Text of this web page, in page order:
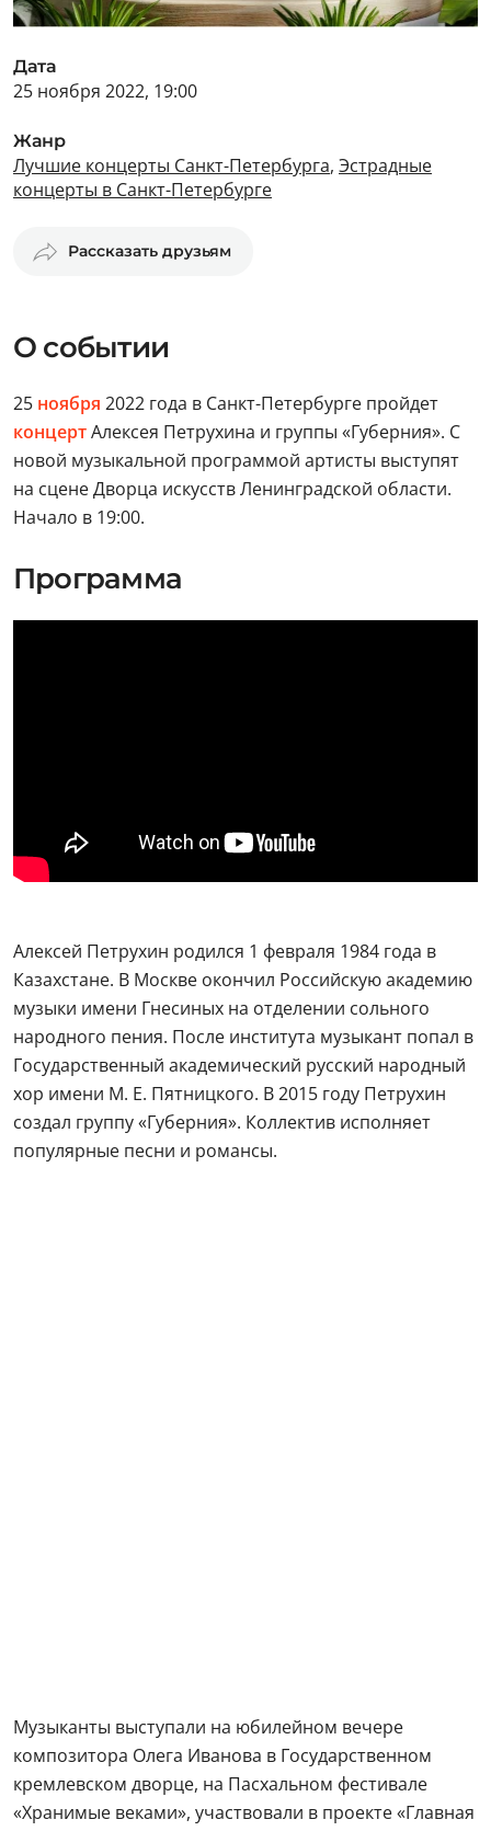
Дата
25 ноября 2022, 19:00
Жанр
Лучшие концерты Санкт-Петербурга, Эстрадные
концерты в Санкт-Петербурге
Рассказать друзьям
О событии
25 ноября 2022 года в Санкт-Петербурге пройдет
концертАлексея Петрухина и группы «Губерния». С
новой музыкальной программой артисты выступят
на сцене Дворца искусств Ленинградской области.
Начало в 19:00.
Программа
Алексей Петрухин родился 1 февраля 1984 года в
Казахстане. В Москве окончил Российскую академию
музыки имени Гнесиных на отделении сольного
народного пения. После института музыкант попал в
Государственный академический русский народный
хор имени М. Е. Пятницкого. В 2015 году Петрухин
создал группу «Губерния». Коллектив исполняет
популярные песни и романсы.
Музыканты выступали на юбилейном вечере
композитора Олега Иванова в Государственном
кремлевском дворце, на Пасхальном фестивале
«Хранимые веками», участвовали в проекте «Главная